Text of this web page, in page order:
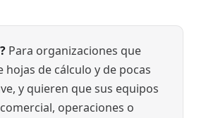
Para organizaciones que
hojas de cálculo y de pocas
y quieren que sus equipos
operaciones o